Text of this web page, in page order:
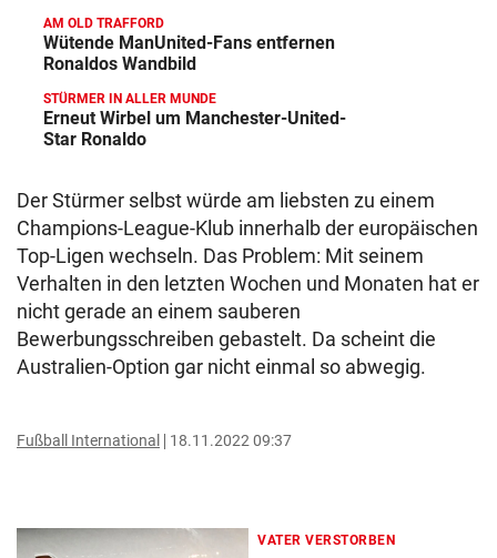
AM OLD TRAFFORD
Wütende ManUnited-Fans entfernen
Ronaldos Wandbild
STÜRMER IN ALLER MUNDE
Erneut Wirbel um Manchester-United-
Star Ronaldo
Der Stürmer selbst würde am liebsten zu einem
Champions-League-Klub innerhalb der europäischen
Top-Ligen wechseln. Das Problem: Mit seinem
Verhalten in den letzten Wochen und Monaten hat er
nicht gerade an einem sauberen
Bewerbungsschreiben gebastelt. Da scheint die
Australien-Option gar nicht einmal so abwegig.
Fußball International 18.11.2022 09:37
VATER VERSTORBEN